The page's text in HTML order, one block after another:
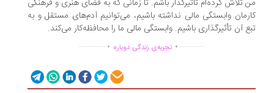
تلاش کرده‌ام تأثیرگذار باشم. تا زمانی که به فضای هنری و فرهنگی
وابستگی مالی نداشته باشیم، می‌‌توانیم آدم‌های مستقل و به
آن تأثیرگذاری باشیم. وابستگی مالی ما را محافظه‌کار می‌‌کند.
................تجربه‌ی زندگی دوباره ...............